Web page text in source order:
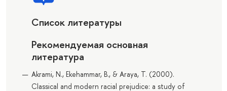
Список литературы
Рекомендуемая основная
литература
Akrami, N., Ekehammar, B., & Araya, T. (2000).
Classical and modern racial prejudice: a study of